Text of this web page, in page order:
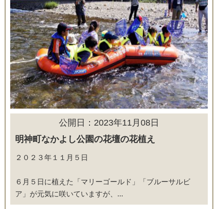
公開日：2023年11月08日
明神町なかよし公園の花壇の花植え
２０２３年１１月５日
６月５日に植えた「マリーゴールド」「ブルーサルビ
ア」が元気に咲いていますが、...